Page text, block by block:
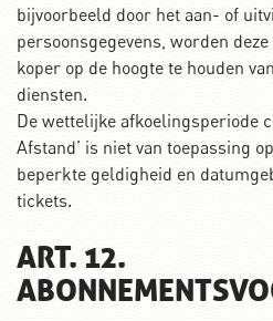
bijvoorbeeld door het aan- of
persoonsgegevens, worden
koper op de hoogte te houden
diensten.
De wettelijke afkoelingsperiode
Afstand’ is niet van toepassing
beperkte geldigheid en
tickets.
ART. 12.